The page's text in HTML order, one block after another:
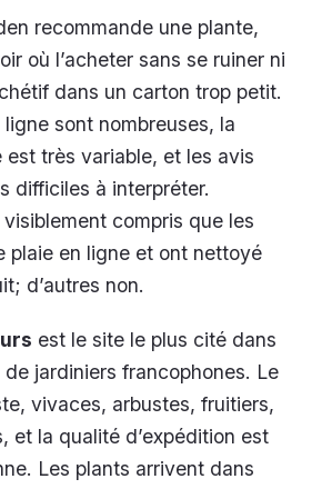
recommande une plante,
où l’acheter sans se ruiner ni
dans un carton trop petit.
sont nombreuses, la
très variable, et les avis
difficiles à interpréter.
compris que les
plaie en ligne et ont nettoyé
d’autres non.
est le site le plus cité dans
jardiniers francophones. Le
vivaces, arbustes, fruitiers,
et la qualité d’expédition est
Les plants arrivent dans